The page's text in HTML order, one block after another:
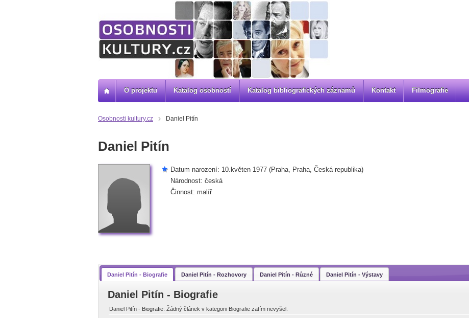
Osobnosti kultury.cz Daniel Pitín
Daniel Pitín
Datum narození: 10.květen 1977 (Praha, Praha, Česká republika)
Národnost: česká
Činnost: malíř
Daniel Pitín - Biografie Daniel Pitín - Rozhovory Daniel Pitín - Různé Daniel Pitín - Výstavy
Daniel Pitín - Biografie
Daniel Pitín - Biografie: Žádný článek v kategorii Biografie zatím nevyšel.
O projektu Katalog osobností Katalog bibliografických záznamů Kontakt Filmografie